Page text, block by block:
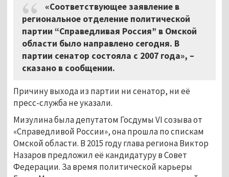
«Соответствующее заявление в
региональное отделение политической
партии “Справедливая Россия” в Омской
области было направлено сегодня. В
партии сенатор состояла с 2007 года», –
сказано в сообщении.
Причину выхода из партии ни сенатор, ни её
пресс-служба не указали.
Мизулина была депутатом Госдумы VI созыва от
«Справедливой России», она прошла по спискам
Омской области. В 2015 году глава региона Виктор
Назаров предложил её кандидатуру в Совет
Федерации. За время политической карьеры